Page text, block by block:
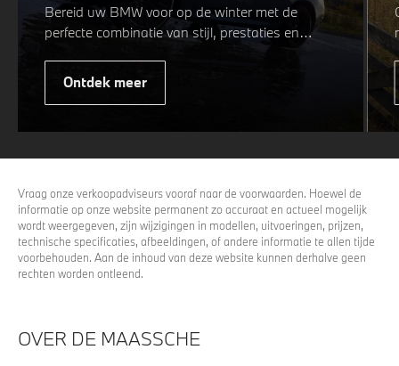
Bereid uw BMW voor op de winter met de
perfecte combinatie van stijl, prestaties en
veiligheid. Of u nu kiest voor een sportieve of
elegante look, onze winterwielen zijn
ontworpen om uw rijervaring te optimaliseren,
weersomstandigheden. Profiteer nu van15%
voordeel.
Ontdek meer
Vraag onze verkoopadviseurs vooraf naar de voorwaarden. Hoewel de
informatie op onze website permanent zo accuraat en actueel mogelijk
wordt weergegeven, zijn wijzigingen in modellen, uitvoeringen, prijzen,
technische specificaties, afbeeldingen, of andere informatie te allen tijde
voorbehouden. Aan de inhoud van deze website kunnen derhalve geen
rechten worden ontleend.
OVER DE MAASSCHE